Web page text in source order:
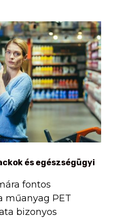
és egészségügyi
fontos
műanyag PET
bizonyos